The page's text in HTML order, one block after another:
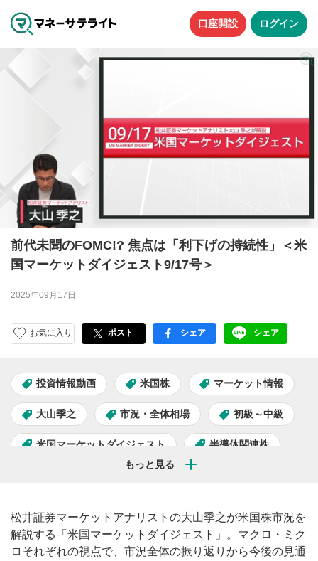
口座開設 ログイン
前代未聞のFOMC!? 焦点は「利下げの持続性」＜米
国マーケットダイジェスト9/17号＞
2025年09月17日
お気に入り ポスト facebook
シェア LINE
シェア
投資情報動画 米国株 マーケット情報
大山季之 市況・全体相場 初級～中級
米国マーケットダイジェスト 半導体関連株
松井証券マーケットアナリストの大山季之が米国株市況を
解説する「米国マーケットダイジェスト」。マクロ・ミク
ロそれぞれの視点で、市況全体の振り返りから今後の見通